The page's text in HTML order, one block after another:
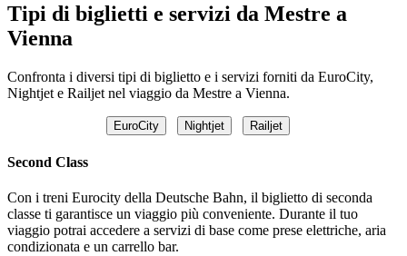
Tipi di biglietti e servizi da Mestre a
Vienna
Confronta i diversi tipi di biglietto e i servizi forniti da EuroCity,
Nightjet e Railjet nel viaggio da Mestre a Vienna.
EuroCity Nightjet Railjet
Second Class
Con i treni Eurocity della Deutsche Bahn, il biglietto di seconda
classe ti garantisce un viaggio più conveniente. Durante il tuo
viaggio potrai accedere a servizi di base come prese elettriche, aria
condizionata e un carrello bar.